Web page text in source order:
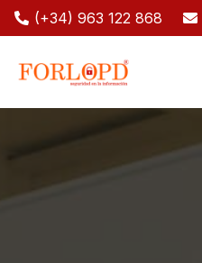
(+34) 963 122 868